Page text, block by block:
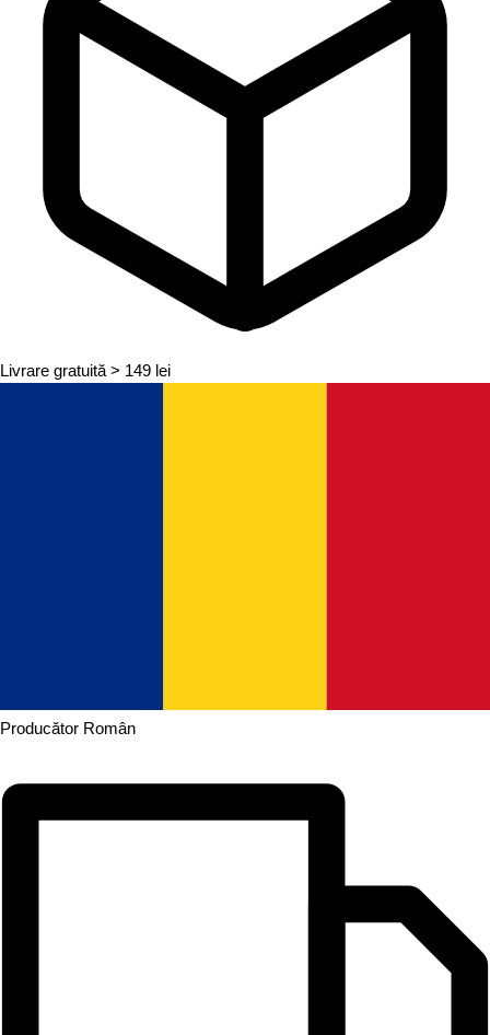
Livrare gratuită > 149 lei
Producător Român